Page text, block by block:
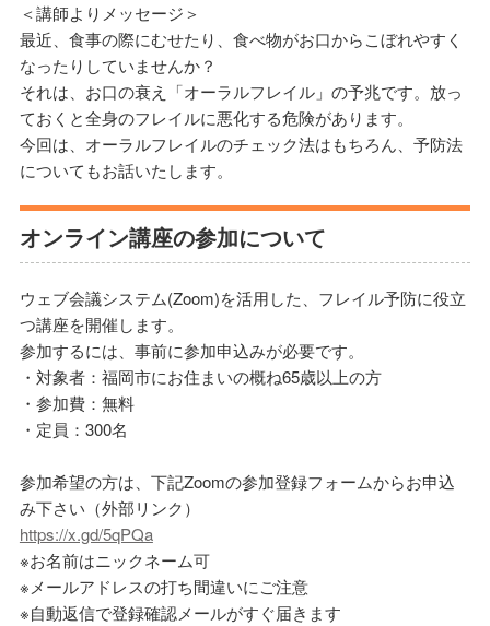
＜講師よりメッセージ＞
最近、食事の際にむせたり、食べ物がお口からこぼれやすく
なったりしていませんか？
それは、お口の衰え「オーラルフレイル」の予兆です。放っ
ておくと全身のフレイルに悪化する危険があります。
今回は、オーラルフレイルのチェック法はもちろん、予防法
についてもお話いたします。
オンライン講座の参加について
ウェブ会議システム(Zoom)を活用した、フレイル予防に役立
つ講座を開催します。
参加するには、事前に参加申込みが必要です。
・対象者：福岡市にお住まいの概ね65歳以上の方
・参加費：無料
・定員：300名
参加希望の方は、下記Zoomの参加登録フォームからお申込
み下さい（外部リンク）
https://x.gd/5qPQa
※お名前はニックネーム可
※メールアドレスの打ち間違いにご注意
※自動返信で登録確認メールがすぐ届きます